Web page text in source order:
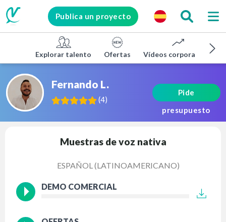
Publica un proyecto
Explorar talento Ofertas Vídeos corporativos
Fernando L.
(4)
Pide
presupuesto
Muestras de voz nativa
ESPAÑOL (LATINOAMERICANO)
DEMO COMERCIAL